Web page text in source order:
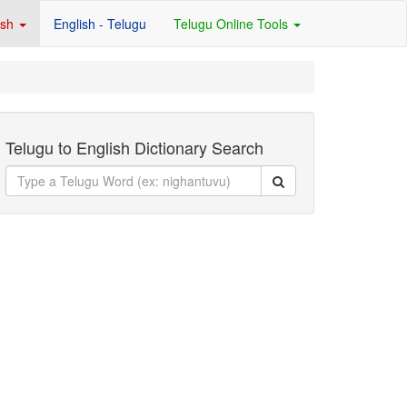
English - Telugu Telugu Online Tools
Telugu to English Dictionary Search